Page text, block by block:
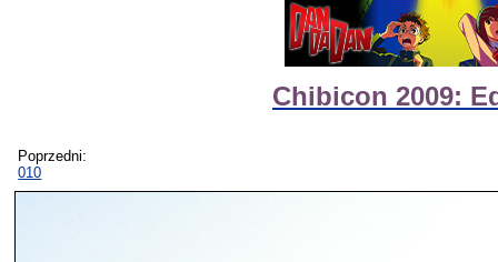
Chibicon 2009:
Poprzedni:
010